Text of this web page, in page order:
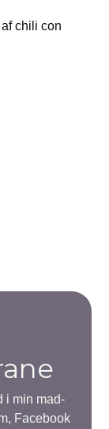
chili con
i min mad-
Facebook